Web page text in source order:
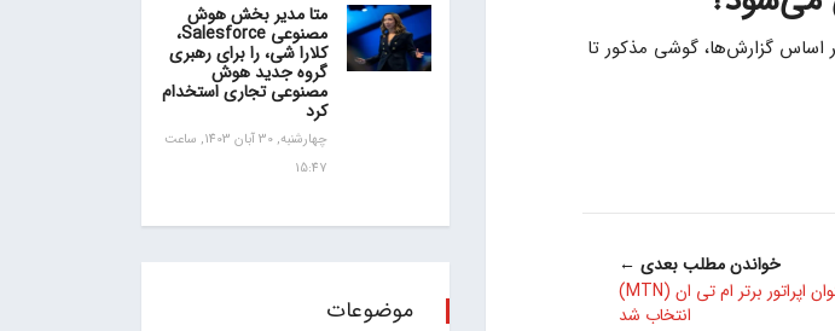
اساس گزارش‌ها، گوشی مذکور تا
خواندن مطلب بعدی ←
ایرانسل به عنوان اپراتور برتر ام تی ان (MTN)
انتخاب شد
متا مدیر بخش هوش
مصنوعی Salesforce،
کلارا شی، را برای رهبری
گروه جدید هوش
مصنوعی تجاری استخدام
کرد
چهارشنبه, 30 آبان 1403, ساعت
15:47
موضوعات